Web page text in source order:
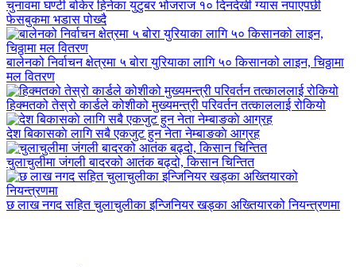
चुनावमा घण्टी बोकेर हिनेका युटुबर भोजराज १० दिनदेखी ग्यास नपाएपछी
फेसबुकमा भडास पोख्दै
बालेनको निर्वाचन क्षेत्रमा ५ बोरा युरियाका लागि ५० किसानको लाइन, चिठ्ठामा
मल वितरण
हिक्मतको तेस्रो कार्डले कोशीको मुख्यमन्त्री परिवर्तन तत्काललाई रोकियो
देश बिकासकाे लागि सबै एकजुट हुन नेता नेम्बाङकाे आग्रह
चुलाचुलीमा जंगली बादरको आतंक बढ्दो, किसान चिन्तित
छ लाख नगद सहित चुलाचुलीका इन्जिनियर खड्का अख्तियारको नियन्त्रणमा